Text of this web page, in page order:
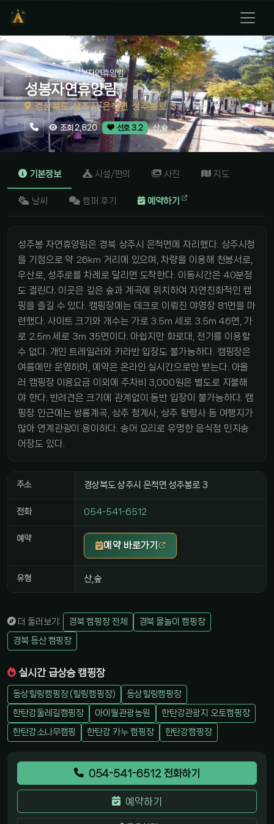
홈 경북 성봉자연휴양림
성봉자연휴양림
경상북도 상주시 은척면 성주봉로 3
조회 2,820 선호 3.2 산,숲
기본정보 시설/편의 사진 지도
날씨 캠퍼 후기 예약하기
성주봉 자연휴양림은 경북 상주시 은척면에 자리했다. 상주시청
을 기점으로 약 26km 거리에 있으며, 차량을 이용해 천봉서로,
우산로, 성주로를 차례로 달리면 도착한다. 이동시간은 40분정
도 걸린다. 이곳은 깊은 숲과 계곡에 위치하여 자연친화적인 캠
핑을 즐길 수 있다. 캠핑장에는 데크로 이뤄진 야영장 81면을 마
련했다. 사이트 크기와 개수는 가로 3.5m 세로 3.5m 46면, 가
로 2.5m 세로 3m 35면이다. 아쉽지만 화로대, 전기를 이용할
수 없다. 개인 트레일러와 카라반 입장도 불가능하다. 캠핑장은
여름에만 운영하며, 예약은 온라인 실시간으로만 받는다. 아울
러 캠핑장 이용요금 이외에 주차비 3,000원은 별도로 지불해
야 한다. 반려견은 크기에 관계없이 동반 입장이 불가능하다. 캠
핑장 인근에는 쌍룡계곡, 상주 청계사, 상주 황령사 등 여행지가
많아 연계관광이 용이하다. 송어 요리로 유명한 음식점 민지송
어장도 있다.
주소 경상북도 상주시 은척면 성주봉로 3
전화 054-541-6512
예약
예약 바로가기
유형 산,숲
더 둘러보기: 경북 캠핑장 전체
경북 물놀이 캠핑장
경북 등산 캠핑장
실시간 급상승 캠핑장
동상힐링캠핑장 (힐링캠핑장)
동상힐링캠핑장
한탄강둘레길캠핑장
아이월관광농원
한탄강관광지 오토캠핑장
한탄강소나무캠핑
한탄강 카누 캠핑장 한탄강캠핑장
054-541-6512 전화하기
예약하기